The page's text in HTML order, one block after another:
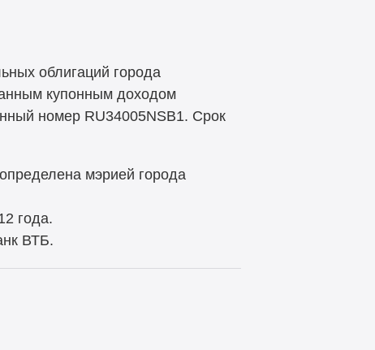
облигаций города
купонным доходом
номер RU34005NSB1. Срок
мэрией города
года.
ВТБ.